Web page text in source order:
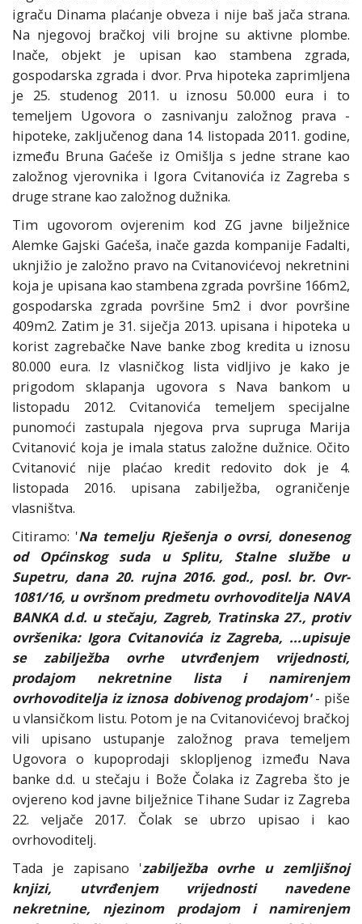
igraču Dinama plaćanje obveza i nije baš jača strana.
Na njegovoj bračkoj vili brojne su aktivne plombe.
Inače, objekt je upisan kao stambena zgrada,
gospodarska zgrada i dvor. Prva hipoteka zaprimljena
je 25. studenog 2011. u iznosu 50.000 eura i to
temeljem Ugovora o zasnivanju založnog prava -
hipoteke, zaključenog dana 14. listopada 2011. godine,
između Bruna Gaćeše iz Omišlja s jedne strane kao
založnog vjerovnika i Igora Cvitanovića iz Zagreba s
druge strane kao založnog dužnika.
Tim ugovorom ovjerenim kod ZG javne bilježnice
Alemke Gajski Gaćeša, inače gazda kompanije Fadalti,
uknjižio je založno pravo na Cvitanovićevoj nekretnini
koja je upisana kao stambena zgrada površine 166m2,
gospodarska zgrada površine 5m2 i dvor površine
409m2. Zatim je 31. siječja 2013. upisana i hipoteka u
korist zagrebačke Nave banke zbog kredita u iznosu
80.000 eura. Iz vlasničkog lista vidljivo je kako je
prigodom sklapanja ugovora s Nava bankom u
listopadu 2012. Cvitanovića temeljem specijalne
punomoći zastupala njegova prva supruga Marija
Cvitanović koja je imala status založne dužnice. Očito
Cvitanović nije plaćao kredit redovito dok je 4.
listopada 2016. upisana zabilježba, ograničenje
vlasništva.
Citiramo: 'Na temelju Rješenja o ovrsi, donesenog
od Općinskog suda u Splitu, Stalne službe u
Supetru, dana 20. rujna 2016. god., posl. br. Ovr-
1081/16, u ovršnom predmetu ovrhovoditelja NAVA
BANKA d.d. u stečaju, Zagreb, Tratinska 27., protiv
ovršenika: Igora Cvitanovića iz Zagreba, ...upisuje
se zabilježba ovrhe utvrđenjem vrijednosti,
prodajom nekretnine lista i namirenjem
ovrhovoditelja iz iznosa dobivenog prodajom'- piše
u vlansičkom listu. Potom je na Cvitanovićevoj bračkoj
vili upisano ustupanje založnog prava temeljem
Ugovora o kupoprodaji sklopljenog između Nava
banke d.d. u stečaju i Bože Čolaka iz Zagreba što je
ovjereno kod javne bilježnice Tihane Sudar iz Zagreba
22. veljače 2017. Čolak se ubrzo upisao i kao
ovrhovoditelj.
Tada je zapisano 'zabilježba ovrhe u zemljišnoj
knjizi, utvrđenjem vrijednosti navedene
nekretnine, njezinom prodajom i namirenjem